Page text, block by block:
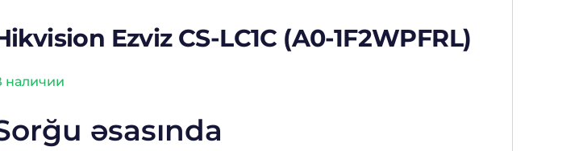
Ezviz CS-LC1C (A0-1F2WPFRL)
наличии
əsasında